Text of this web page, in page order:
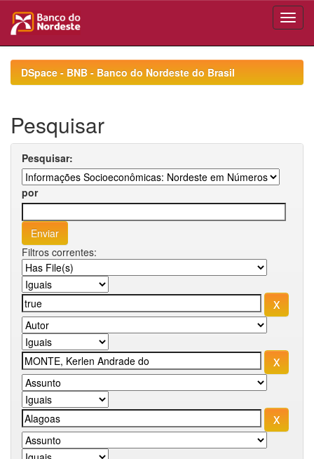
navigationDSpace - BNB - Banco do Nordeste do Brasil
Pesquisar
Pesquisar:
por
Filtros correntes: